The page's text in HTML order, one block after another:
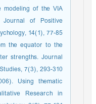
modeling of the VIA
Journal of Positive
14(1), 77-85.
the equator to the
strengths. Journal
7(3), 293-310.
Using thematic
Research in